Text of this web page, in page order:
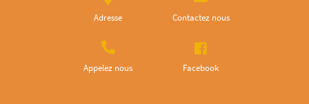
Adresse Contactez nous
Appelez nous Facebook